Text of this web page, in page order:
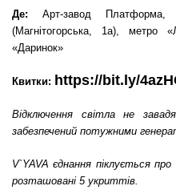
Де: Aрт-завод
(Магнітогорська, 1а), метро
«Даринок»
Квитки: https://bit.ly/
Відключення світла не
забезпечений потужними
V`YAVA єднання піклується про
розташовані 5 укриттів.